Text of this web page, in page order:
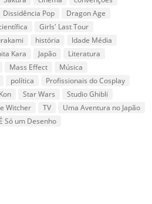
Dissidência Pop
Dragon Age
Girls' Last Tour
história
Idade Média
Kara Japão
Literatura
Mass Effect
Música
política
Profissionais do Cosplay
Star Wars
Studio Ghibli
Witcher TV
Uma Aventura no Japão
É Só um Desenho